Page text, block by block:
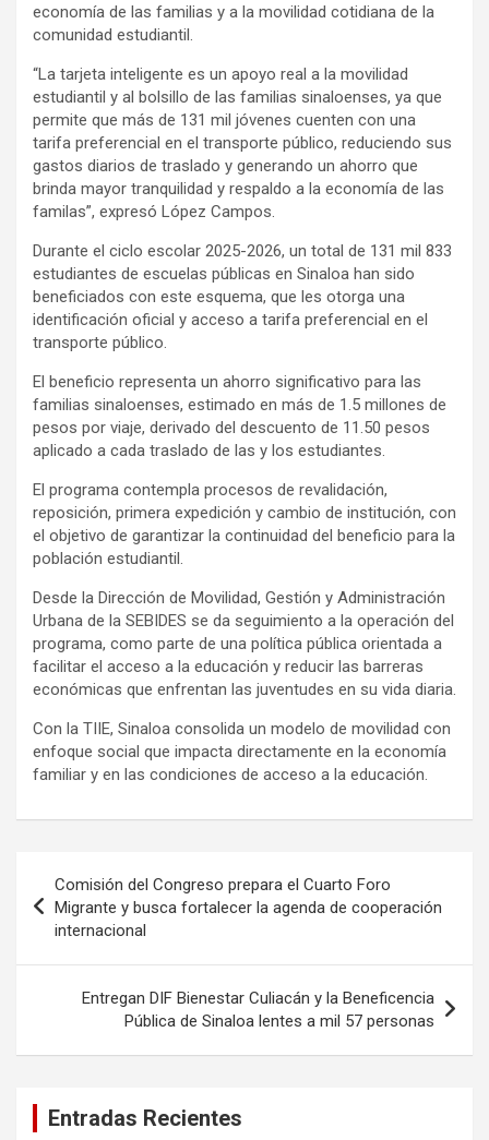
economía de las familias y a la movilidad cotidiana de la
comunidad estudiantil.
“La tarjeta inteligente es un apoyo real a la movilidad
estudiantil y al bolsillo de las familias sinaloenses, ya que
permite que más de 131 mil jóvenes cuenten con una
tarifa preferencial en el transporte público, reduciendo sus
gastos diarios de traslado y generando un ahorro que
brinda mayor tranquilidad y respaldo a la economía de las
familas”, expresó López Campos.
Durante el ciclo escolar 2025-2026, un total de 131 mil 833
estudiantes de escuelas públicas en Sinaloa han sido
beneficiados con este esquema, que les otorga una
identificación oficial y acceso a tarifa preferencial en el
transporte público.
El beneficio representa un ahorro significativo para las
familias sinaloenses, estimado en más de 1.5 millones de
pesos por viaje, derivado del descuento de 11.50 pesos
aplicado a cada traslado de las y los estudiantes.
El programa contempla procesos de revalidación,
reposición, primera expedición y cambio de institución, con
el objetivo de garantizar la continuidad del beneficio para la
población estudiantil.
Desde la Dirección de Movilidad, Gestión y Administración
Urbana de la SEBIDES se da seguimiento a la operación del
programa, como parte de una política pública orientada a
facilitar el acceso a la educación y reducir las barreras
económicas que enfrentan las juventudes en su vida diaria.
Con la TIIE, Sinaloa consolida un modelo de movilidad con
enfoque social que impacta directamente en la economía
familiar y en las condiciones de acceso a la educación.
de
entradas
Comisión del Congreso prepara el Cuarto Foro
Migrante y busca fortalecer la agenda de cooperación
internacional
Entregan DIF Bienestar Culiacán y la Beneficencia
Pública de Sinaloa lentes a mil 57 personas
Entradas Recientes